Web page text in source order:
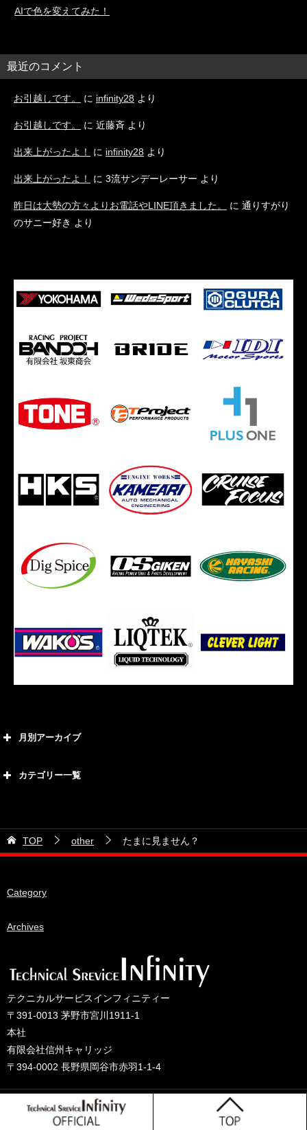
AIで色を変えてみた！
最近のコメント
お引越しです。 に infinity28 より
お引越しです。 に 近藤斉 より
出来上がったよ！ に infinity28 より
出来上がったよ！ に 3流サンデーレーサー より
昨日は大勢の方々よりお電話やLINE頂きました。 に 通りすがり
のサニー好き より
月別アーカイブ
2026年5月
2026年4月
2026年2月
2025年11月
2025年9月
2025年7月
2025年6月
2025年5月
2025年4月
カテゴリー一覧
21号車
28号車
ORC
other
PLUS ONEオイル
TONE工具
TOP other たまに見ません？
Category
Archives
テクニカルサービスインフィニティー
〒391-0013 茅野市宮川1911-1
本社
有限会社信州キャリッジ
〒394-0002 長野県岡谷市赤羽1-1-4
© 2025 テクニカルサービスインフィニティーのブログ